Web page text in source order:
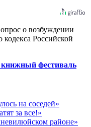
о возбуждении
кодекса Российской
книжный фестиваль
на соседей»
за все!»
районе»